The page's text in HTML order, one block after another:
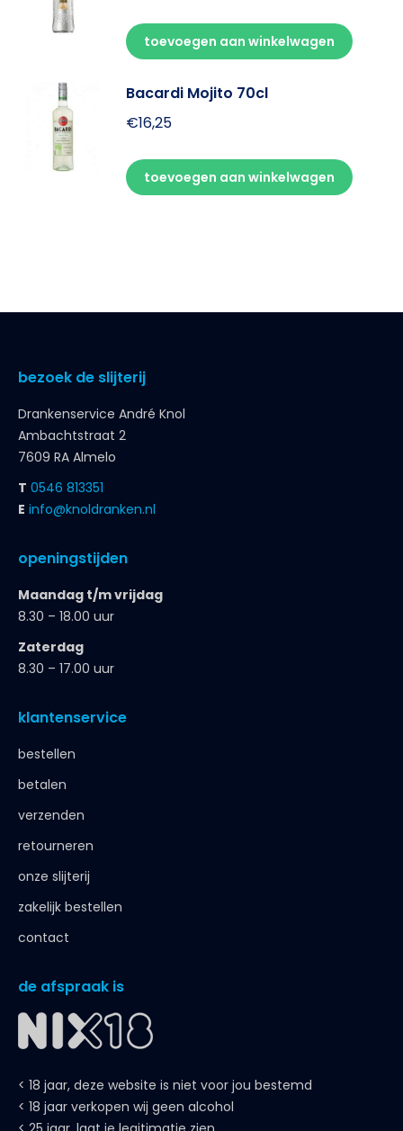
toevoegen aan winkelwagen
Bacardi Mojito 70cl
€16,25
toevoegen aan winkelwagen
bezoek de slijterij
Drankenservice André Knol
Ambachtstraat 2
7609 RA Almelo
T 0546 813351
E info@knoldranken.nl
openingstijden
Maandag t/m vrijdag
8.30 – 18.00 uur
Zaterdag
8.30 – 17.00 uur
klantenservice
bestellen
betalen
verzenden
retourneren
onze slijterij
zakelijk bestellen
contact
de afspraak is
< 18 jaar, deze website is niet voor jou bestemd
< 18 jaar verkopen wij geen alcohol